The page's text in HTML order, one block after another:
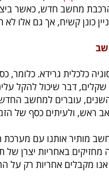
כונן קשיח, אך גם אלו
כלכלית גרידא.
שקלים, דבר שיכול להקל
עוברים למחשב
ראש, ולעיתים כסף של
מותיר אותנו עם
באחריות יצרן של
מקבלים אחריות רק על